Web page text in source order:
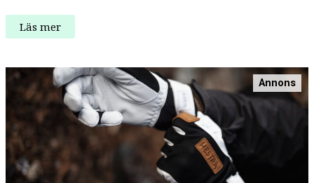
Ta
kål
med
hjälp
av
Sharp
Läs mer
Annons